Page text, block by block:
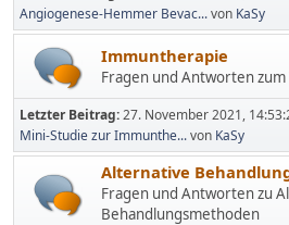
Angiogenese-Hemmer Bevac...von KaSy
Immuntherapie
Fragen und Antworten
Letzter Beitrag:27. November 2021,
Mini-Studie zur Immunthe...von KaSy
Alternative
Fragen und Antworten zu
Behandlungsmethoden